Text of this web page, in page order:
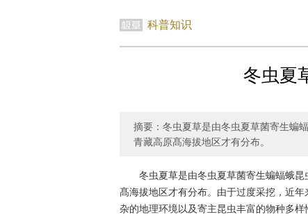
科普知识
冬虫夏
摘要：冬虫夏草是由冬虫夏草菌寄生蝙
青藏高原髙海拔地区才有分布。
冬虫夏草是由冬虫夏草菌寄生蝙蝠蛾
髙海拔地区才有分布。由于过度采挖，近
杂的地理环境以及寄主昆虫丰富的物种多